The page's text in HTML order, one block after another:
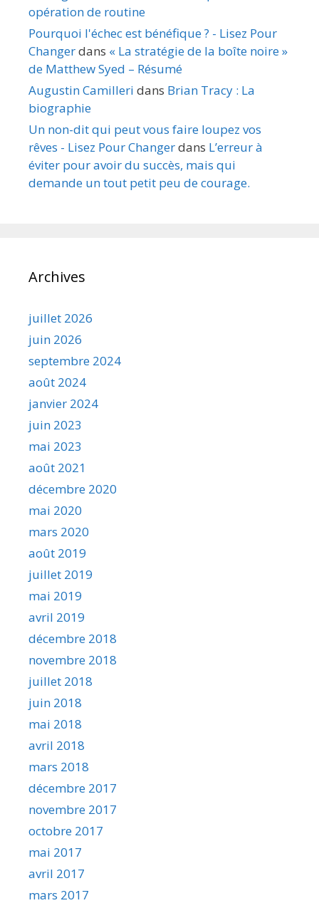
opération de routine
Pourquoi l'échec est bénéfique ? - Lisez Pour
Changerdans « La stratégie de la boîte noire »
de Matthew Syed – Résumé
Augustin Camilleri dans Brian Tracy : La
biographie
Un non-dit qui peut vous faire loupez vos
rêves - Lisez Pour Changerdans L’erreur à
éviter pour avoir du succès, mais qui
demande un tout petit peu de courage.
Archives
juillet 2026
juin 2026
septembre 2024
août 2024
janvier 2024
juin 2023
mai 2023
août 2021
décembre 2020
mai 2020
mars 2020
août 2019
juillet 2019
mai 2019
avril 2019
décembre 2018
novembre 2018
juillet 2018
juin 2018
mai 2018
avril 2018
mars 2018
décembre 2017
novembre 2017
octobre 2017
mai 2017
avril 2017
mars 2017